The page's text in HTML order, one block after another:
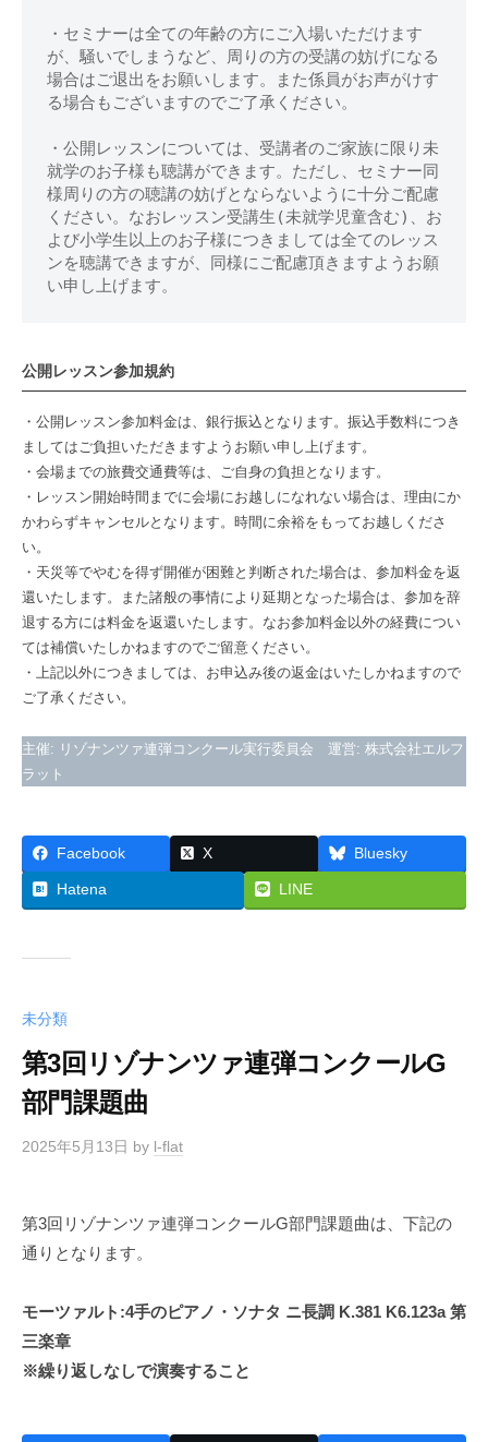
・セミナーは全ての年齢の方にご入場いただけます
が、騒いでしまうなど、周りの方の受講の妨げになる
場合はご退出をお願いします。また係員がお声がけす
る場合もございますのでご了承ください。
・公開レッスンについては、受講者のご家族に限り未
就学のお子様も聴講ができます。ただし、セミナー同
様周りの方の聴講の妨げとならないように十分ご配慮
ください。なおレッスン受講生(未就学児童含む)、お
よび小学生以上のお子様につきましては全てのレッス
ンを聴講できますが、同様にご配慮頂きますようお願
い申し上げます。
公開レッスン参加規約
・公開レッスン参加料金は、銀行振込となります。振込手数料につき
ましてはご負担いただきますようお願い申し上げます。
・会場までの旅費交通費等は、ご自身の負担となります。
・レッスン開始時間までに会場にお越しになれない場合は、理由にか
かわらずキャンセルとなります。時間に余裕をもってお越しくださ
い。
・天災等でやむを得ず開催が困難と判断された場合は、参加料金を返
還いたします。また諸般の事情により延期となった場合は、参加を辞
退する方には料金を返還いたします。なお参加料金以外の経費につい
ては補償いたしかねますのでご留意ください。
・上記以外につきましては、お申込み後の返金はいたしかねますので
ご了承ください。
主催: リゾナンツァ連弾コンクール実行委員会 運営: 株式会社エルフ
ラット
Facebook X Bluesky
Hatena LINE
未分類
第3回リゾナンツァ連弾コンクールG
部門課題曲
2025年5月13日 by l-flat
第3回リゾナンツァ連弾コンクールG部門課題曲は、下記の
通りとなります。
モーツァルト:4手のピアノ・ソナタ ニ長調 K.381 K6.123a 第
三楽章
※繰り返しなしで演奏すること